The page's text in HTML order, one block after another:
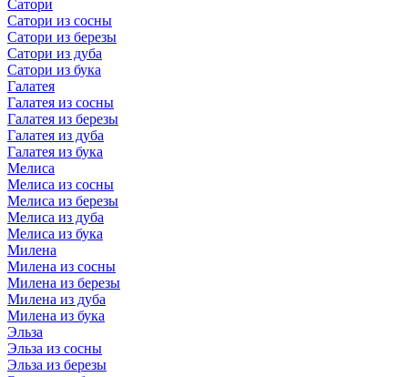
Сатори
Сатори из сосны
Сатори из березы
Сатори из дуба
Сатори из бука
Галатея
Галатея из сосны
Галатея из березы
Галатея из дуба
Галатея из бука
Мелиса
Мелиса из сосны
Мелиса из березы
Мелиса из дуба
Мелиса из бука
Милена
Милена из сосны
Милена из березы
Милена из дуба
Милена из бука
Эльза
Эльза из сосны
Эльза из березы